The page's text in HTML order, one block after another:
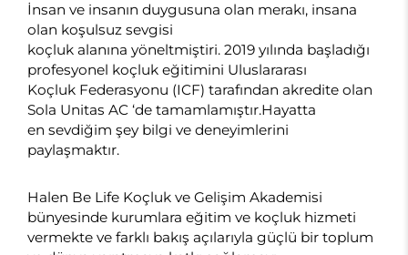
İnsan ve insanın duygusuna olan merakı, insana
olan koşulsuz sevgisi
koçluk alanına yöneltmiştiri. 2019 yılında başladığı
profesyonel koçluk eğitimini Uluslararası
Koçluk Federasyonu (ICF) tarafından akredite olan
Sola Unitas AC ‘de tamamlamıştır.Hayatta
en sevdiğim şey bilgi ve deneyimlerini
paylaşmaktır.
Halen Be Life Koçluk ve Gelişim Akademisi
bünyesinde kurumlara eğitim ve koçluk hizmeti
vermekte ve farklı bakış açılarıyla güçlü bir toplum